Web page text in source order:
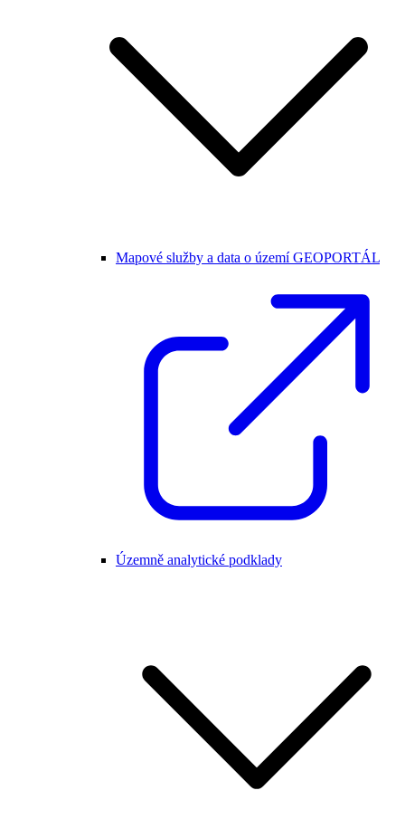
Mapové služby a data o území GEOPORTÁL
Územně analytické podklady